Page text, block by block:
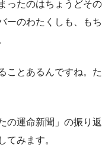
ったのはちょうどその
ーのわたくしも、もち
ことあるんですね。た
の運命新聞」の振り返
てみます。